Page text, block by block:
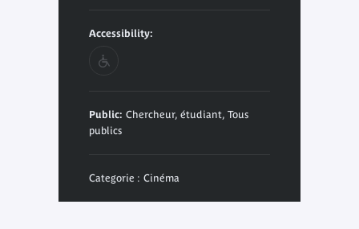
Accessibility:
Public: Chercheur, étudiant, Tous
publics
Categorie : Cinéma